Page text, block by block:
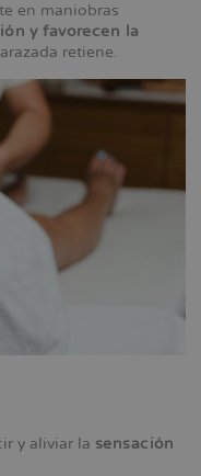
en maniobras
y favorecen la
retiene.
y aliviar la sensación